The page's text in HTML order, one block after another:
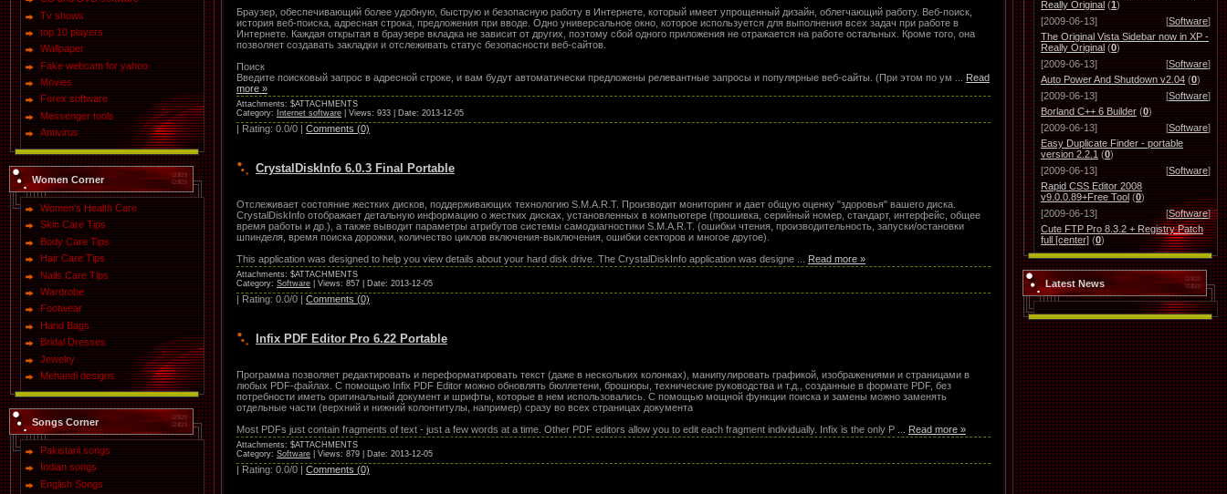
Tv shows
top 10 players
Wallpaper
Fake webcam for yahoo
Movies
Forex software
Messenger tools
Antivirus
Women Corner
Women's Health Care
Skin Care Tips
Body Care Tips
Hair Care Tips
Nails Care Tips
Wardrobe
Footwear
Hand Bags
Bridal Dresses
Jewelry
Mehandi designs
Songs Corner
Pakistani songs
Indian songs
English Songs
Браузер, обеспечивающий более удобную, быструю и безопасную работу в Интернете, который имеет упрощенный дизайн, облегчающий работу. Веб-поиск,
история веб-поиска, адресная строка, предложения при вводе. Одно универсальное окно, которое используется для выполнения всех задач при работе в
Интернете. Каждая открытая в браузере вкладка не зависит от других, поэтому сбой одного приложения не отражается на работе остальных. Кроме того, она
позволяет создавать закладки и отслеживать статус безопасности веб-сайтов.
Поиск
Введите поисковый запрос в адресной строке, и вам будут автоматически предложены релевантные запросы и популярные веб-сайты. (При этом по ум
Read
more »
Attachments: $ATTACHMENTS
Category:
Internet software | Views: 933 | Date: 2013-12-05
| Rating: 0.0/0 | Comments (0)
CrystalDiskInfo 6.0.3 Final Portable
Отслеживает состояние жестких дисков, поддерживающих технологию S.M.A.R.T. Производит мониторинг и дает общую оценку "здоровья" вашего диска.
CrystalDiskInfo отображает детальную информацию о жестких дисках, установленных в компьютере (прошивка, серийный номер, стандарт, интерфейс, общее
время работы и др.), а также выводит параметры атрибутов системы самодиагностики S.M.A.R.T. (ошибки чтения, производительность, запуски/остановки
шпинделя, время поиска дорожки, количество циклов включения-выключения, ошибки секторов и многое другое).
This application was designed to help you view details about your hard disk drive. The CrystalDiskInfo application was designe
Read more »
Attachments: $ATTACHMENTS
Category: Software | Views: 857 | Date: 2013-12-05
| Rating: 0.0/0 | Comments (0)
Infix PDF Editor Pro 6.22 Portable
Программа позволяет редактировать и переформатировать текст (даже в нескольких колонках), манипулировать графикой, изображениями и страницами в
любых PDF-файлах. С помощью Infix PDF Editor можно обновлять бюллетени, брошюры, технические руководства и т.д., созданные в формате PDF, без
потребности иметь оригинальный документ и шрифты, которые в нем использовались. С помощью мощной функции поиска и замены можно заменять
отдельные части (верхний и нижний колонтитулы, например) сразу во всех страницах документа
Most PDFs just contain fragments of text - just a few words at a time. Other PDF editors allow you to edit each fragment individually. Infix is the only P
Read more »
Attachments: $ATTACHMENTS
Category: Software | Views: 879 | Date: 2013-12-05
| Rating: 0.0/0 | Comments (0)
Really Original (1)
[2009-06-13]
[Software]
The Original Vista Sidebar now in XP -
Really Original (0)
[2009-06-13]
[Software]
Auto Power And Shutdown v2.04 (0)
[2009-06-13]
[Software]
Borland C++ 6 Builder (0)
[2009-06-13]
[Software]
Easy Duplicate Finder - portable
version 2.2.1 (0)
[2009-06-13]
[Software]
Rapid CSS Editor 2008
v9.0.0.89+Free Tool (0)
[2009-06-13]
[Software]
Cute FTP Pro 8.3.2 + Registry Patch
full [center] (0)
Latest News